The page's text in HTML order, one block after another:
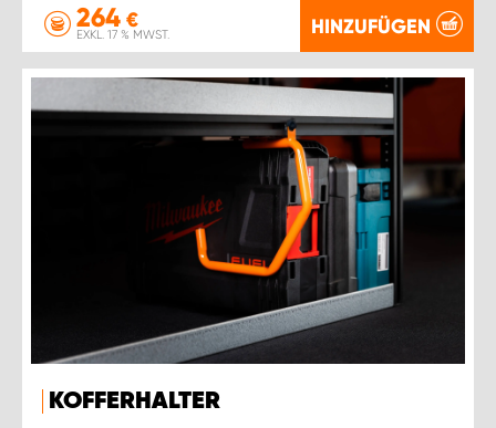
264 €
EXKL. 17 % MWST. HINZUFÜGEN
KOFFERHALTER